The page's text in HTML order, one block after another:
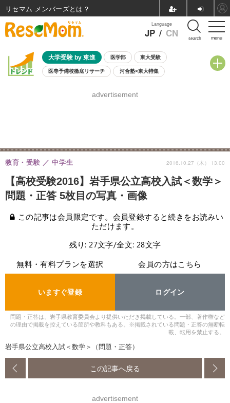
menu
Language
JP / CN search
大学受験 by 東進 医学部 東大受験
医専予備校徹底リサーチ 河合塾×東大特集
8月開催学校説明会・相談会
advertisement
【高校受験2016】岩手県公立高校入試＜数学＞
問題・正答 5枚目の写真・画像
教育・受験 中学生 2016.10.27（木） 13:00
この記事は会員限定です。会員登録すると続きをお読みい
ただけます。
残り: 27文字/全文: 28文字
無料・有料プランを選択
いますぐ登録
会員の方はこちら
ログイン
問題・正答は、岩手県教育委員会より提供いただき掲載している。一部、著作権など
の理由で掲載を控えている箇所や教科もある。※掲載されている問題・正答の無断転
載、転用を禁止する。
岩手県公立高校入試＜数学＞（問題・正答）
この記事へ戻る
advertisement
リセマム メンバーズ